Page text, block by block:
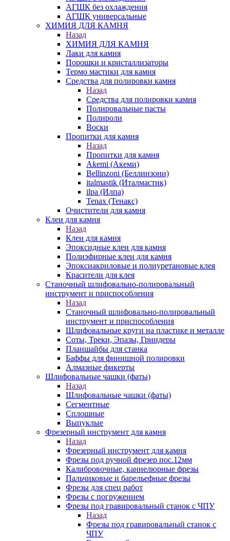
АГШК без охлаждения
АГШК универсальные
ХИМИЯ ДЛЯ КАМНЯ
Назад
ХИМИЯ ДЛЯ КАМНЯ
Лаки для камня
Порошки и кристаллизаторы
Термо мастики для камня
Средства для полировки камня
Назад
Средства для полировки камня
Полировальные пасты
Полироли
Воски
Пропитки для камня
Назад
Пропитки для камня
Akemi (Акеми)
Bellinzoni (Беллинзони)
italmastik (Италмастик)
ilpa (Илпа)
Tenax (Тенакс)
Очистители для камня
Клеи для камня
Назад
Клеи для камня
Эпоксидные клеи для камня
Полиэфирные клеи для камня
Эпоксиакриловые и полиуретановые клея
Красители для клея
Станочный шлифовально-полировальный
инструмент и приспособления
Назад
Станочный шлифовально-полировальный
инструмент и приспособления
Шлифовальные круги на пластике и металле
Соты, Треки, Эпазы, Гриндеры
Планшайбы для станка
Баффы для финишной полировки
Алмазные фикерты
Шлифовальные чашки (фаты)
Назад
Шлифовальные чашки (фаты)
Сегментные
Сплошные
Выпуклые
Фрезерный инструмент для камня
Назад
Фрезерный инструмент для камня
Фрезы под ручной фрезер пос.12мм
Калибровочные, каннелюрные фрезы
Пальчиковые и барельефные фрезы
Фрезы для спец работ
Фрезы с погружением
Фрезы под гравировальный станок с ЧПУ
Назад
Фрезы под гравировальный станок с
ЧПУ